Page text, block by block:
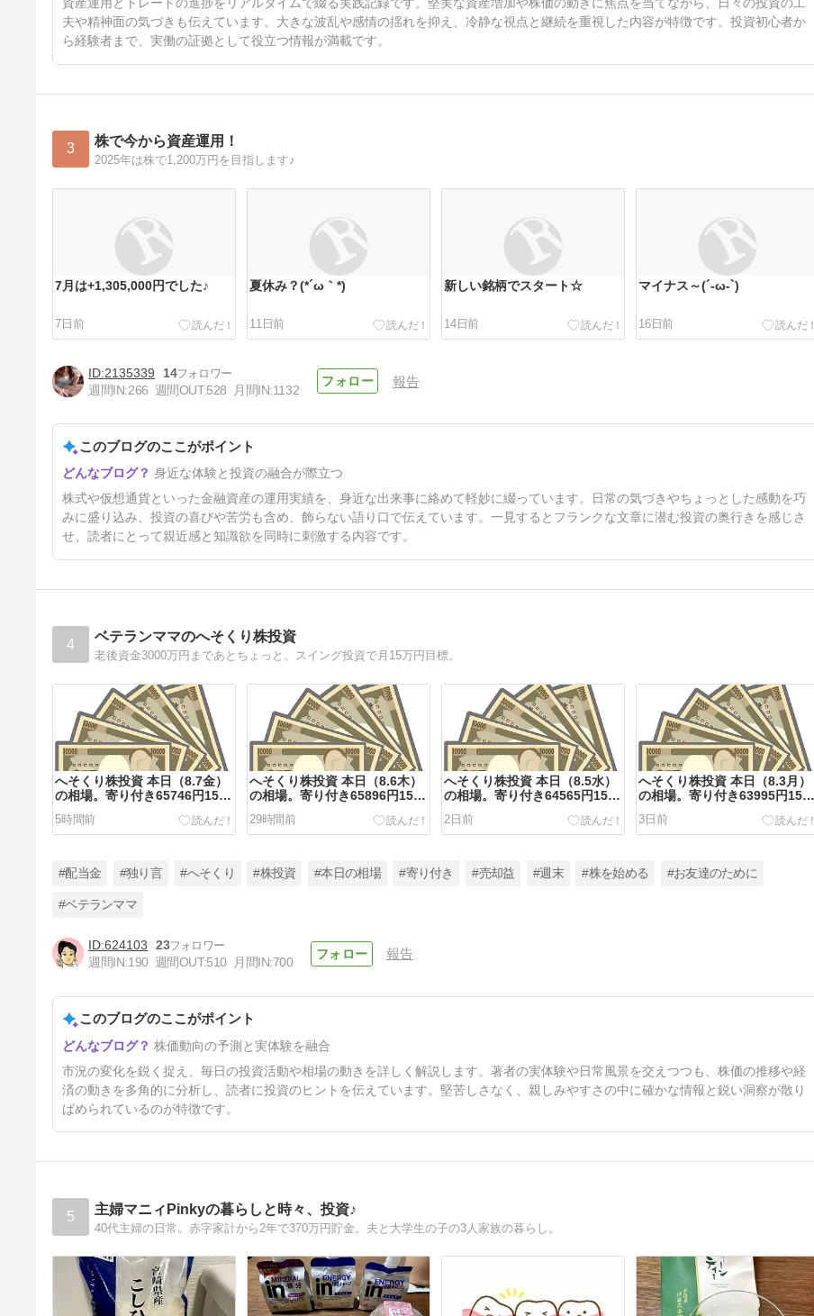
資産運用とトレードの進捗をリアルタイムで綴る実践記録です。堅実な資産増加や株価の動きに焦点を当てながら、日々の投資の工
夫や精神面の気づきも伝えています。大きな波乱や感情の揺れを抑え、冷静な視点と継続を重視した内容が特徴です。投資初心者か
ら経験者まで、実働の証拠として役立つ情報が満載です。
3 株で今から資産運用！
2025年は株で1,200万円を目指します♪
7月は+1,305,000円でした♪
7日前
夏休み？(*´ω｀*)
11日前
新しい銘柄でスタート☆
14日前
マイナス～(´-ω-`)
16日前
3連休の予定
21日前
2135339
14
週間IN:266 週間OUT:528 月間IN:1132
報告
このブログのここがポイント
身近な体験と投資の融合が際立つ
株式や仮想通貨といった金融資産の運用実績を、身近な出来事に絡めて軽妙に綴っています。日常の気づきやちょっとした感動を巧
みに盛り込み、投資の喜びや苦労も含め、飾らない語り口で伝えています。一見するとフランクな文章に潜む投資の奥行きを感じさ
せ、読者にとって親近感と知識欲を同時に刺激する内容です。
4 ベテランママのへそくり株投資
老後資金3000万円まであとちょっと。スイング投資で月15万円目標。
へそくり株投資 本日（8.7金）
の相場。寄り付き65746円158
疲れ気味の世界。
5時間前
へそくり株投資 本日（8.6木）
の相場。寄り付き65896円157
29時間前
へそくり株投資 本日（8.5水）
の相場。寄り付き64565円157
は上がらない。
2日前
へそくり株投資 本日（8.3月）
の相場。寄り付き63995円157
は為替で軟調。来月には日本株
配当取りの9月が来る。一年、
金一択。
3日前
へそくり株投資 本日（8.3月）
の相場。寄り付き63834円157
高で下がってますが想定内で、
慌てない。
#配当金 #独り言 #へそくり #株投資 #本日の相場 #寄り付き #売却益 #週末 #株を始める #お友達のために
#ベテランママ
624103
23
週間IN:190 週間OUT:510 月間IN:700
報告
このブログのここがポイント
株価動向の予測と実体験を融合
市況の変化を鋭く捉え、毎日の投資活動や相場の動きを詳しく解説します。著者の実体験や日常風景を交えつつも、株価の推移や経
済の動きを多角的に分析し、読者に投資のヒントを伝えています。堅苦しさなく、親しみやすさの中に確かな情報と鋭い洞察が散り
ばめられているのが特徴です。
5 主婦マニィPinkyの暮らしと時々、投資♪
40代主婦の日常。赤字家計から2年で370万円貯金。夫と大学生の子の3人家族の暮らし。